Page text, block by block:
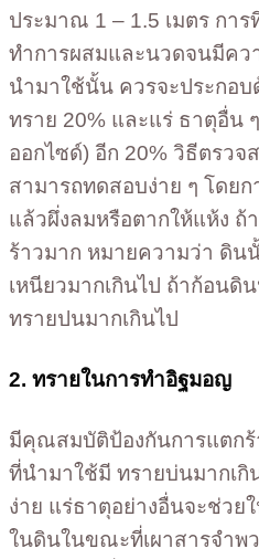
ประมาณ 1 – 1.5 เมตร กา
ทำการผสมและนวดจนมีคว
นำมาใช้นั้น ควรจะประกอบ
ทราย 20% และแร่ ธาตุอื่น
ออกไซด์) อีก 20% วิธีตรว
สามารถทดสอบง่าย ๆ โดย
แล้วผึ่งลมหรือตากให้แห้ง
ร้าวมาก หมายความว่า ดิ
เหนียวมากเกินไป ถ้าก้อนดิ
ทรายปนมากเกินไป
2. ทรายในการทำอิฐมอญ
มีคุณสมบัติป้องกันการแตก
ที่นำมาใช้มี ทรายบ่นมากเกิ
ง่าย แร่ธาตุอย่างอื่นจะช่วย
ในดินในขณะที่เผาสารจำพ